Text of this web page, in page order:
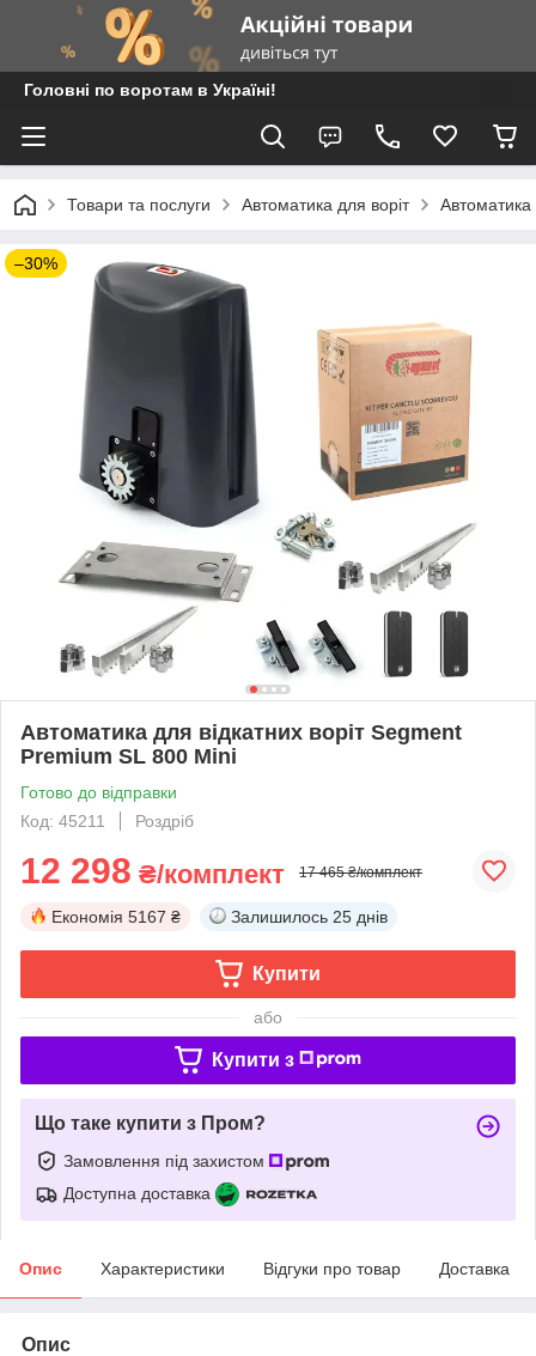
Головні по воротам в Україні!
Товари та послуги Автоматика для воріт Автоматика
–30%
Автоматика для відкатних воріт Segment
Premium SL 800 Mini
Готово до відправки
Код: 45211
Роздріб
12 298 ₴/комплект 17 465 ₴/комплект
Економія 5167 ₴ Залишилось 25 днів
Купити
або
Купити з
Що таке купити з Пром?
Замовлення під захистом
Доступна доставка
Опис Характеристики Відгуки про товар Доставка
Опис